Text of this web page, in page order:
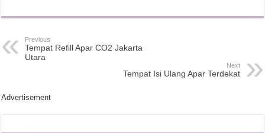
Previous
Tempat Refill Apar CO2 Jakarta
Utara
Next
Tempat Isi Ulang Apar Terdekat
Advertisement